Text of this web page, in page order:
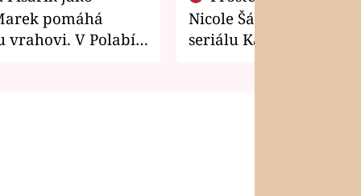
pomáhá
vrahovi. V Polabí
Nicole Šáchová získala
seriálu Kamarádi